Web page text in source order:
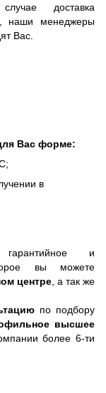
доставка
наши менеджеры
Вас.
Вас форме:
в
и
вы можете
центре, а так же
по подбору
высшее
более 6-ти